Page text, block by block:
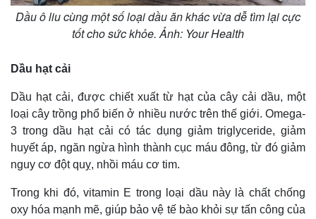
Dầu ô liu cùng một số loại dầu ăn khác vừa dễ tìm lại cực
tốt cho sức khỏe. Ảnh: Your Health
Dầu hạt cải
Dầu hạt cải, được chiết xuất từ hạt của cây cải dầu, một
loại cây trồng phổ biến ở nhiều nước trên thế giới. Omega-
3 trong dầu hạt cải có tác dụng giảm triglyceride, giảm
huyết áp, ngăn ngừa hình thành cục máu đông, từ đó giảm
nguy cơ đột quỵ, nhồi máu cơ tim.
Trong khi đó, vitamin E trong loại dầu này là chất chống
oxy hóa mạnh mẽ, giúp bảo vệ tế bào khỏi sự tấn công của